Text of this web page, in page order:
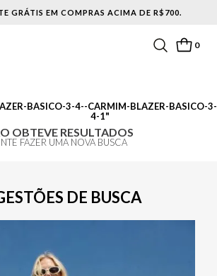
GRÁTIS EM COMPRAS ACIMA DE R$700.
0
BASICO-3-4--CARMIM-BLAZER-BASICO-3-
4-1
OBTEVE RESULTADOS
FAZER UMA NOVA BUSCA
DE BUSCA